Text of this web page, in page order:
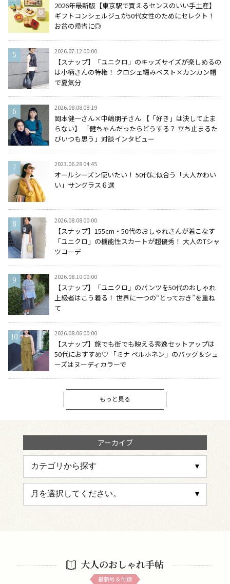
2026年最新版【東京駅で買えるセンスのいい手土産】
ギフトコンシェルジュが50代女性のためにセレクト！
お盆の帰省に◎
2026.07.12 00:00
【スナップ】「ユニクロ」のキッズサイズが楽しめるの
は小柄さんの特権！ クロシェ編みベスト×カンカン帽
で夏気分
2026.08.08 08:19
岡本健一さん×中嶋朋子さん 【「好き」は決して止ま
らない】 「健ちゃんだったらどうする？ 立ち止まるた
びいつも思う」対談インタビュー
2023.06.28 04:45
オールシーズン使いたい！ 50代に似合う「大人かわい
い」サングラス６選
2026.08.08 00:00
【スナップ】155cm・50代のおしゃれさんが着こなす
「ユニクロ」の機能性スカートが超優秀！ 大人のTシャ
ツコーデ
2026.08.10 00:00
【スナップ】「ユニクロ」のパンツを50代のおしゃれ
上級者はこう着る！ 世界に一つの“とっておき”を重ね
て
2026.08.06 00:00
【スナップ】旅でも街でも映える秀逸セットアップは
50代におすすめ♡ 「ミナ ペルホネン」のバッグ＆シュ
ーズはヌーディカラーで
もっと見る
アーカイブ
大人のおしゃれ手帖
最新号＆付録